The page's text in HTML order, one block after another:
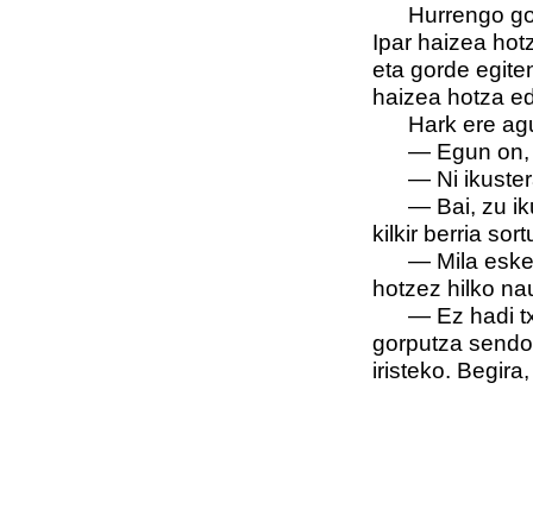
Hurrengo
Ipar haizea
eta gorde
haizea hotza
Hark ere
— Egun on,
— Ni
— Bai, zu
kilkir berria
— Mila esker,
hotzez hilko
— Ez hadi
gorputza
iristeko.